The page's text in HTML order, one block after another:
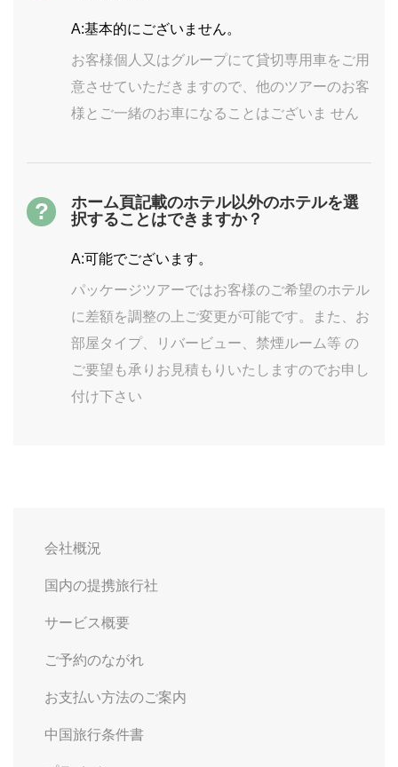
A:基本的にございません。
お客様個人又はグループにて貸切専用車をご用
意させていただきますので、他のツアーのお客
様とご一緒のお車になることはございま せん
?
ホーム頁記載のホテル以外のホテルを選
択することはできますか？
A:可能でございます。
パッケージツアーではお客様のご希望のホテル
に差額を調整の上ご変更が可能です。また、お
部屋タイプ、リバービュー、禁煙ルーム等 の
ご要望も承りお見積もりいたしますのでお申し
付け下さい
会社概況
国内の提携旅行社
サービス概要
ご予約のながれ
お支払い方法のご案内
中国旅行条件書